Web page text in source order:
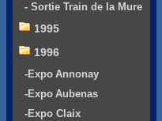
- Sortie Train de la Mure
1995
1996
-Expo Annonay
-Expo Aubenas
-Expo Claix